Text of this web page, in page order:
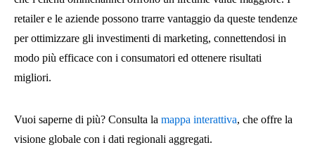
retailer e le aziende possono trarre vantaggio da queste tendenze
per ottimizzare gli investimenti di marketing, connettendosi in
modo più efficace con i consumatori ed ottenere risultati
migliori.
Vuoi saperne di più? Consulta la mappa interattiva, che offre la
visione globale con i dati regionali aggregati.